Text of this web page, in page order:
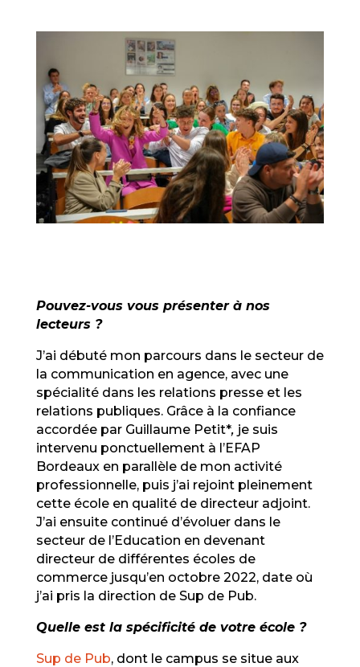
Pouvez-vous vous présenter à nos
lecteurs ?
J’ai débuté mon parcours dans le secteur de
la communication en agence, avec une
spécialité dans les relations presse et les
relations publiques. Grâce à la confiance
accordée par Guillaume Petit*, je suis
intervenu ponctuellement à l’EFAP
Bordeaux en parallèle de mon activité
professionnelle, puis j’ai rejoint pleinement
cette école en qualité de directeur adjoint.
J’ai ensuite continué d’évoluer dans le
secteur de l’Education en devenant
directeur de différentes écoles de
commerce jusqu’en octobre 2022, date où
j’ai pris la direction de Sup de Pub.
Quelle est la spécificité de votre école ?
Sup de Pub, dont le campus se situe aux